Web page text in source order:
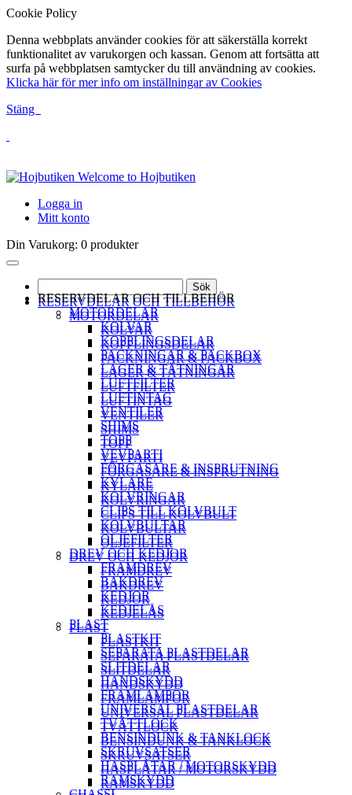
Cookie Policy
Denna webbplats använder cookies för att säkerställa korrekt
funktionalitet av varukorgen och kassan. Genom att fortsätta att
surfa på webbplatsen samtycker du till användning av cookies.
Klicka här för mer info om inställningar av Cookies
Stäng
Welcome to Hojbutiken
Logga in
Mitt konto
Din Varukorg: 0 produkter
Sök
RESERVDELAR OCH TILLBEHÖR
MOTORDELAR
KOLVAR
KOPPLINGSDELAR
PACKNINGAR & PACKBOX
LAGER & TÄTNINGAR
LUFTFILTER
LUFTINTAG
VENTILER
SHIMS
TOPP
VEVPARTI
FÖRGASARE & INSPRUTNING
KYLARE
KOLVRINGAR
CLIPS TILL KOLVBULT
KOLVBULTAR
OLJEFILTER
DREV OCH KEDJOR
FRAMDREV
BAKDREV
KEDJOR
KEDJELÅS
PLAST
PLASTKIT
SEPARATA PLASTDELAR
SLITDELAR
HANDSKYDD
FRAMLAMPOR
UNIVERSAL PLASTDELAR
TVÄTTLOCK
BENSINDUNK & TANKLOCK
SKRUVSATSER
HASPLÅTAR / MOTORSKYDD
RAMSKYDD
RESERVDELAR OCH TILLBEHÖR
MOTORDELAR
KOLVAR
KOPPLINGSDELAR
PACKNINGAR & PACKBOX
LAGER & TÄTNINGAR
LUFTFILTER
LUFTINTAG
VENTILER
SHIMS
TOPP
VEVPARTI
FÖRGASARE & INSPRUTNING
KYLARE
KOLVRINGAR
CLIPS TILL KOLVBULT
KOLVBULTAR
OLJEFILTER
DREV OCH KEDJOR
FRAMDREV
BAKDREV
KEDJOR
KEDJELÅS
PLAST
PLASTKIT
SEPARATA PLASTDELAR
SLITDELAR
HANDSKYDD
FRAMLAMPOR
UNIVERSAL PLASTDELAR
TVÄTTLOCK
BENSINDUNK & TANKLOCK
SKRUVSATSER
HASPLÅTAR / MOTORSKYDD
RAMSKYDD